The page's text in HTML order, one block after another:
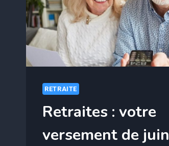
CHANGENT
TOUT
POUR
RETRAITE
Retraites : votre
versement de juin